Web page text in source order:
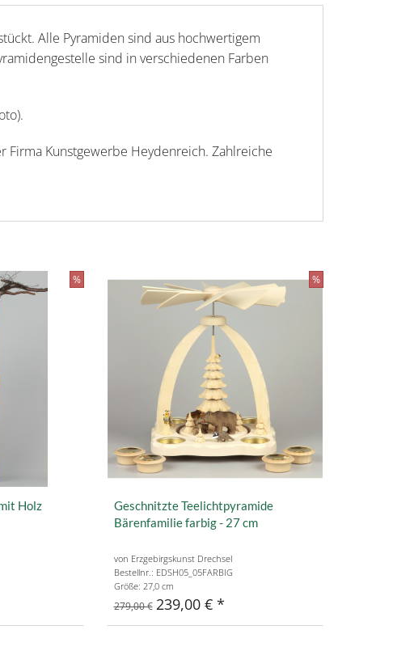
Alle Pyramiden sind aus hochwertigem
sind in verschiedenen Farben
Firma Kunstgewerbe Heydenreich. Zahlreiche
%
Holz
%
Geschnitzte Teelichtpyramide
Bärenfamilie farbig - 27 cm
von Erzgebirgskunst Drechsel
Bestellnr.: EDSH05_05FARBIG
Größe: 27,0 cm
279,00 € 239,00 €